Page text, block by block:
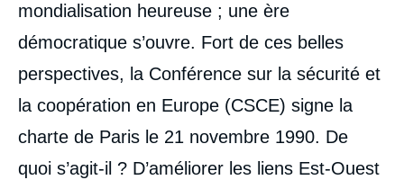
mondialisation heureuse ; une ère
démocratique s’ouvre. Fort de ces belles
perspectives, la Conférence sur la sécurité et
la coopération en Europe (CSCE) signe la
charte de Paris le 21 novembre 1990. De
quoi s’agit-il ? D’améliorer les liens Est-Ouest